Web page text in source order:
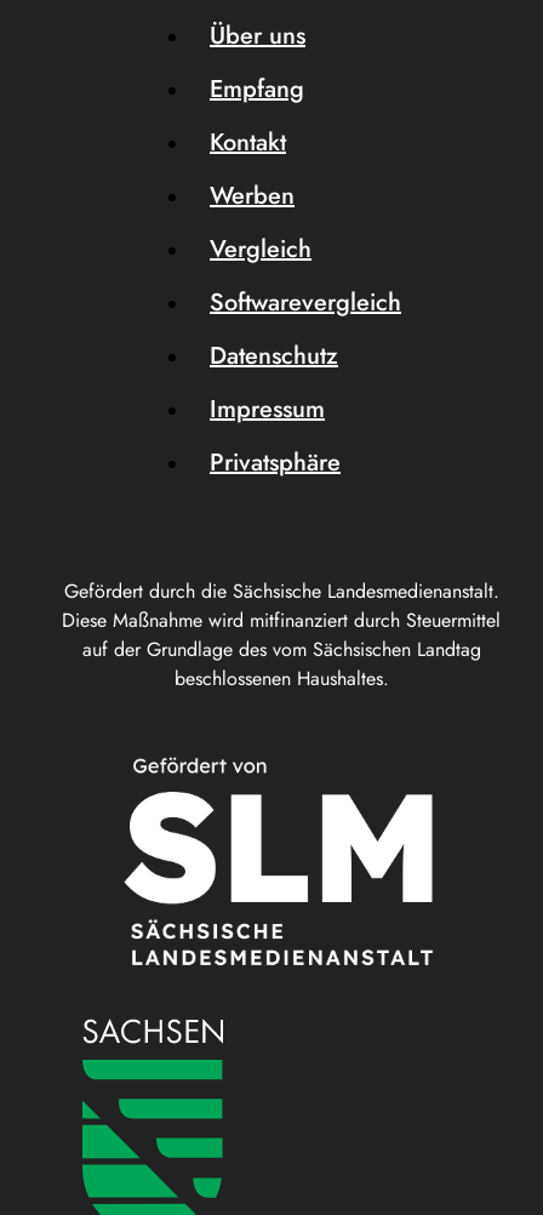
Gefördert durch die Sächsische Landesmedienanstalt.
Diese Maßnahme wird mitfinanziert durch Steuermittel
auf der Grundlage des vom Sächsischen Landtag
beschlossenen Haushaltes.
Über uns
Empfang
Kontakt
Werben
Vergleich
Softwarevergleich
Datenschutz
Impressum
Privatsphäre